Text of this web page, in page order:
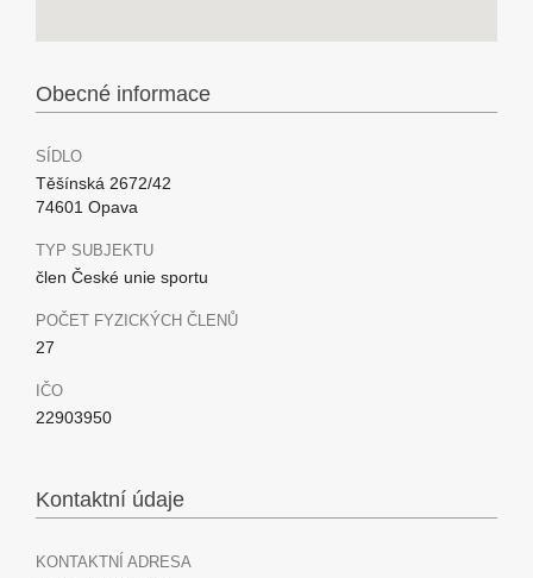
Obecné informace
SÍDLO
Těšínská 2672/42
74601 Opava
TYP SUBJEKTU
člen České unie sportu
POČET FYZICKÝCH ČLENŮ
27
IČO
22903950
Kontaktní údaje
KONTAKTNÍ ADRESA